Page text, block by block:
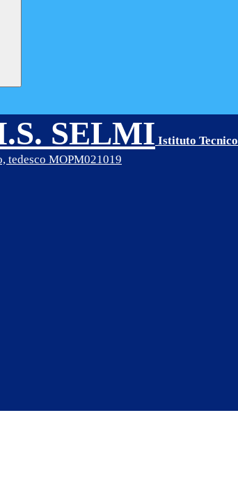
SELMI Istituto Tecnico
tedesco MOPM021019